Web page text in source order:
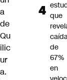
a
de
Qu
ilic
ur
a.
que
de
67%
en